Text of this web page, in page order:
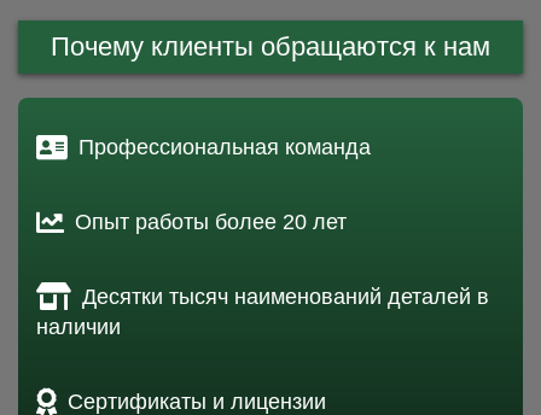
Почему клиенты обращаются к нам
Профессиональная команда
Опыт работы более 20 лет
Десятки тысяч наименований деталей в
наличии
Сертификаты и лицензии